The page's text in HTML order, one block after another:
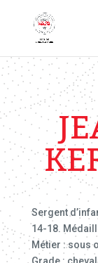
Sergent
14-18.
Métier : sous